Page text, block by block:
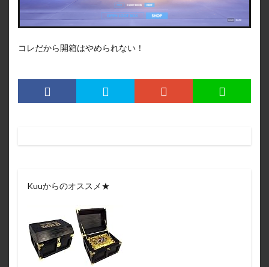
コレだから開箱はやめられない！
Kuuからのオススメ★